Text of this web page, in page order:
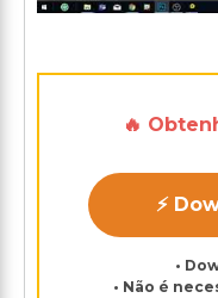
🔥
⚡
•
• Não é